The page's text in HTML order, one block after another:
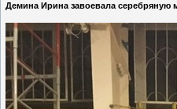
Демина Ирина завоевала серебряную